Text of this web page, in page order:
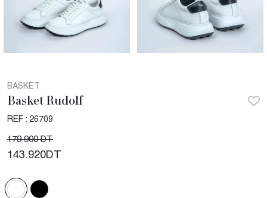
BASKET
Basket Rudolf
REF : 26709
179.900 DT
143.920DT